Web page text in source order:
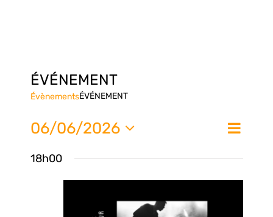
ÉVÉNEMENT
ÉvènementsÉVÉNEMENT
Jour
06/06/2026
une
date.
18h00